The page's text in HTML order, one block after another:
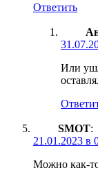
Ответить
Или
SMOT:
21.01.2023 в
Можно как-